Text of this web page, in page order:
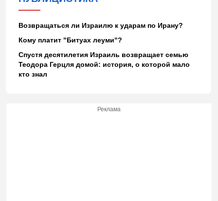
Возвращаться ли Израилю к ударам по Ирану?
Кому платит "Битуах леуми"?
Спустя десятилетия Израиль возвращает семью
Теодора Герцля домой: история, о которой мало
кто знал
Реклама